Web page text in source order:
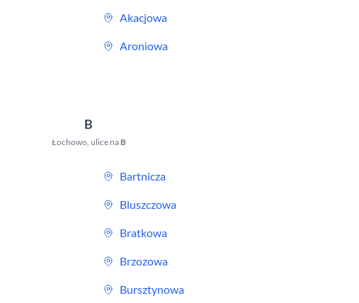
Akacjowa
Aroniowa
B
Łochowo, ulice na B
Bartnicza
Bluszczowa
Bratkowa
Brzozowa
Bursztynowa